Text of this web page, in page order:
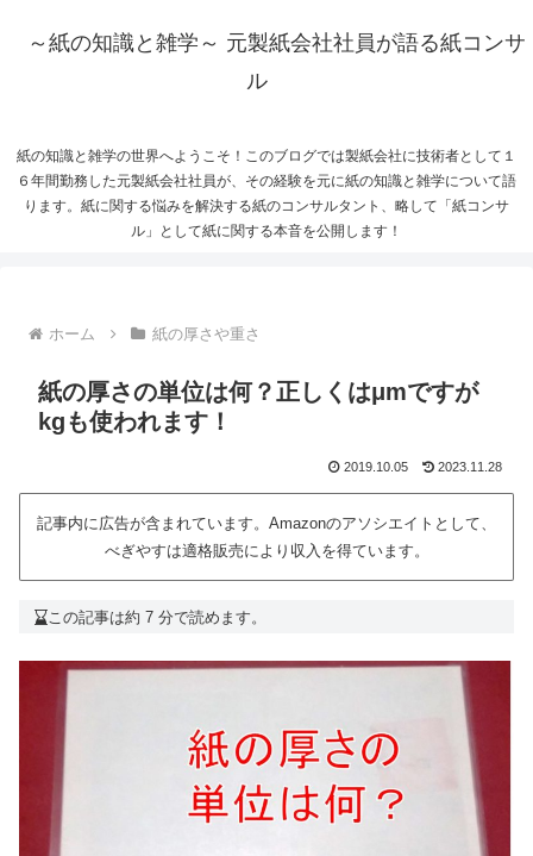
～紙の知識と雑学～ 元製紙会社社員が語る紙コンサ
ル
紙の知識と雑学の世界へようこそ！このブログでは製紙会社に技術者として１
６年間勤務した元製紙会社社員が、その経験を元に紙の知識と雑学について語
ります。紙に関する悩みを解決する紙のコンサルタント、略して「紙コンサ
ル」として紙に関する本音を公開します！
ホーム 紙の厚さや重さ
紙の厚さの単位は何？正しくはμmですが
kgも使われます！
2019.10.05 2023.11.28
記事内に広告が含まれています。Amazonのアソシエイトとして、
べぎやすは適格販売により収入を得ています。
この記事は約 7 分で読めます。